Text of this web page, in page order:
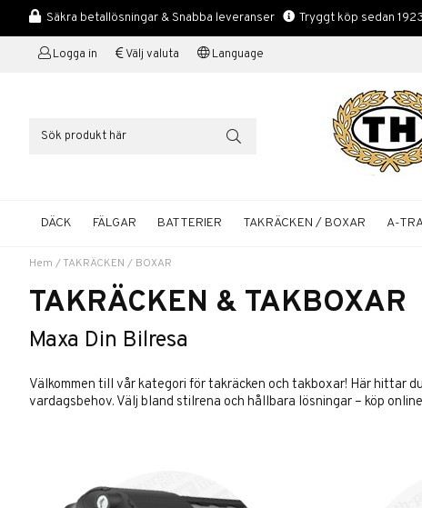
Säkra betallösningar & Snabba leveranser Tryggt köp sedan 1923
Logga in Välj valuta Language
DÄCK FÄLGAR BATTERIER TAKRÄCKEN / BOXAR A-
Hem /TAKRÄCKEN / BOXAR
TAKRÄCKEN & TAKBOXAR
Maxa Din Bilresa
Välkommen till vår kategori för takräcken och takboxar! Här hittar
vardagsbehov. Välj bland stilrena och hållbara lösningar – köp